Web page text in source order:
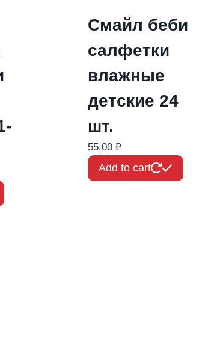
Смайл беби
салфетки
влажные
детские 24
шт.
55,00 ₽
Add to cart